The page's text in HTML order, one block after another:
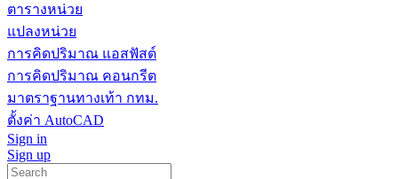
ตารางหน่วย
แปลงหน่วย
การคิดปริมาณ แอสฟัสต์
การคิดปริมาณ คอนกรีต
มาตราฐานทางเท้า กทม.
ตั้งค่า AutoCAD
Sign in
Sign up